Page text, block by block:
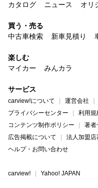
カタログ
ニュース オリ
買う・売る
中古車検索
新車見積り
楽しむ
マイカー
みんカラ
サービス
carview!について 運営会社
プライバシーセンター
利用規
コンテンツ制作ポリシー
著者
広告掲載について
法人加盟店
ヘルプ・お問い合わせ
carview! Yahoo! JAPAN